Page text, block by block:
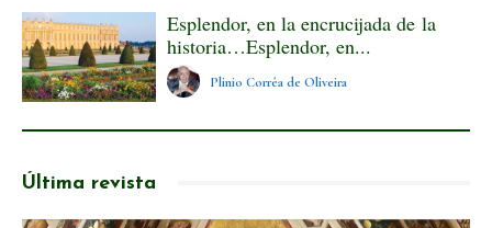
Esplendor, en la encrucijada de la
historia…Esplendor, en...
Plinio Corrêa de Oliveira
Última revista